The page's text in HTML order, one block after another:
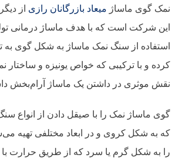
نمک گوی ماساژ میعاد بازرگانان رازی از
این شرکت است که با هدف ماساژ درمانی
استفاده از سنگ نمک ماساژ به شکل گوی به
کرده و با ترکیبی که خواص یونیزه و ساختار
نقش موثری در داشتن یک ماساژ آرام‌بخش
گوی ماساژ نمک را با صیقل دادن از انواع
که به شکل کروی و در ابعاد مختلفی تهیه
را به شکل گرم یا سرد که از طریق حرارت